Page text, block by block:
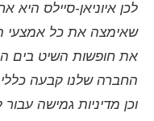
אמצעים
הכירו
להפוך את
נשכחת.
לכן איוניאן-סיילס היא
שאימצה את כל אמצעי
את חופשות השיט בים
החברה שלנו קבעה
וכן מדיניות גמישה